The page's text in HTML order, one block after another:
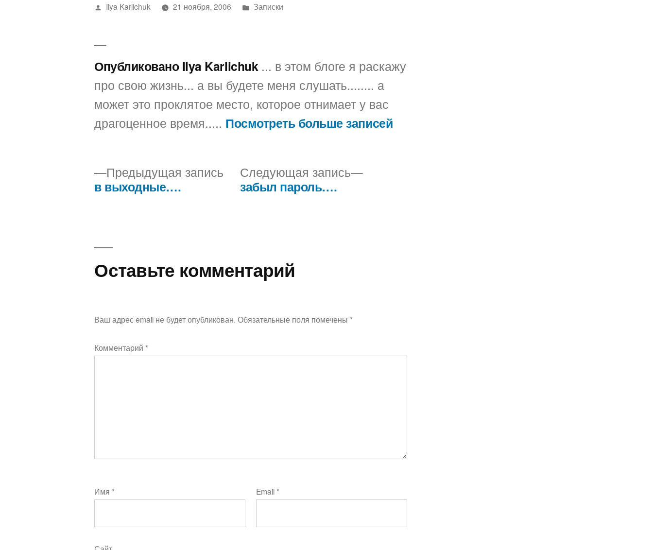
Написано
Ilya Karlichuk 21 ноября, 2006
Написано
Записки
Опубликовано Ilya Karlichuk ... в этом блоге я раскажу
про свою жизнь... а вы будете меня слушать........ а
может это проклятое место, которое отнимает у вас
драгоценное время..... Посмотреть больше записей
Навигация
записям
Предыдущая запись Предыдущая
запись:
в выходные….
Следующая запись
Следующая
забыл пароль….
Оставьте комментарий
Ваш адрес email не будет опубликован. Обязательные поля помечены *
Комментарий *
Имя * Email *